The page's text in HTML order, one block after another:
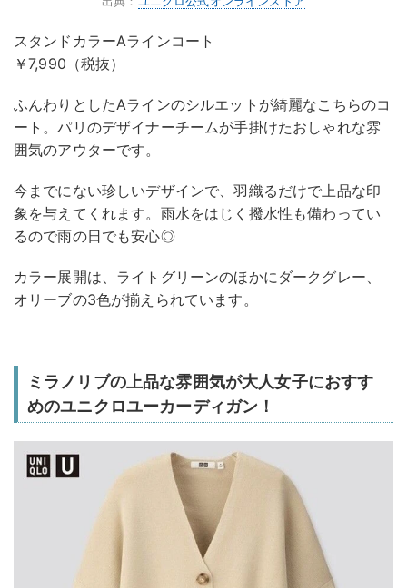
スタンドカラーAラインコート
￥7,990（税抜）
ふんわりとしたAラインのシルエットが綺麗なこちらのコ
ート。パリのデザイナーチームが手掛けたおしゃれな雰
囲気のアウターです。
今までにない珍しいデザインで、羽織るだけで上品な印
象を与えてくれます。雨水をはじく撥水性も備わってい
るので雨の日でも安心◎
カラー展開は、ライトグリーンのほかにダークグレー、
オリーブの3色が揃えられています。
ミラノリブの上品な雰囲気が大人女子におすす
めのユニクロユーカーディガン！